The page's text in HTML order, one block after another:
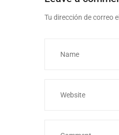
Tu dirección de correo